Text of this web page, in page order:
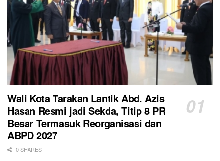
Wali Kota Tarakan Lantik Abd. Azis
Hasan Resmi jadi Sekda, Titip 8 PR
Besar Termasuk Reorganisasi dan
ABPD 2027
0 SHARES